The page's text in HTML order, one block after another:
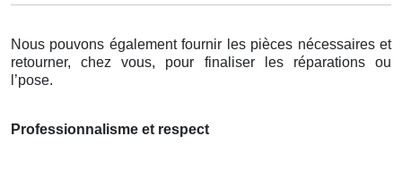
Nous pouvons également fournir les pièces nécessaires et
retourner, chez vous, pour finaliser les réparations ou
l’pose.
Professionnalisme et respect